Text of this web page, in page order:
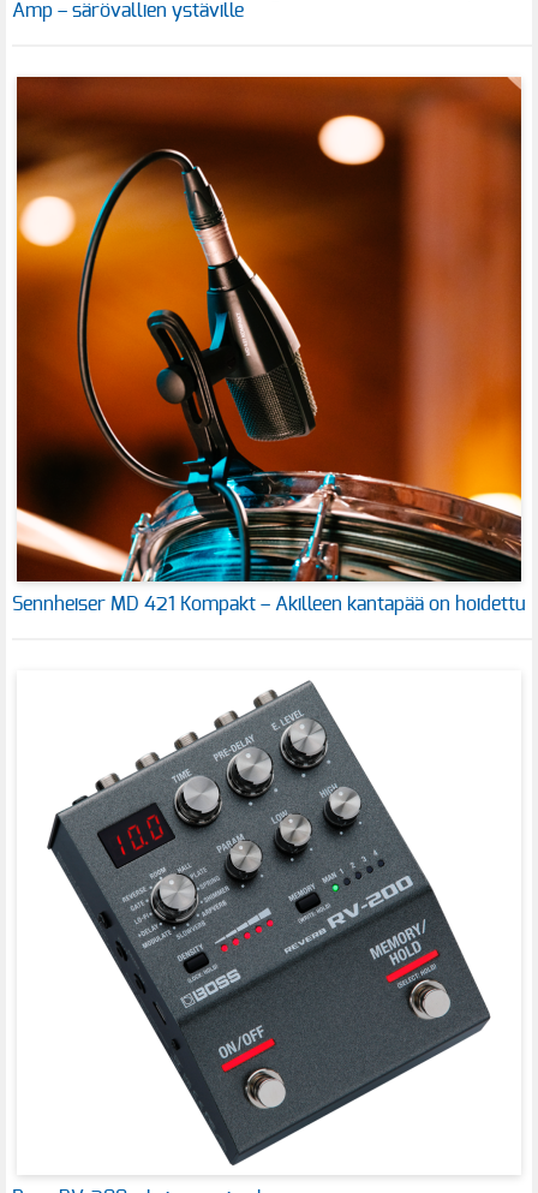
Amp – särövallien ystäville
Sennheiser MD 421 Kompakt – Akilleen kantapää on hoidettu